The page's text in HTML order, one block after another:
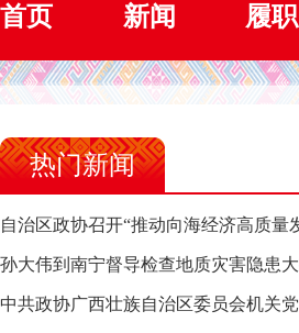
首页 新闻 履职
热门新闻